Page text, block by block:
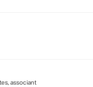
associant